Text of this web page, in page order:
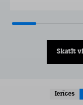
Skatīt
Ierīces